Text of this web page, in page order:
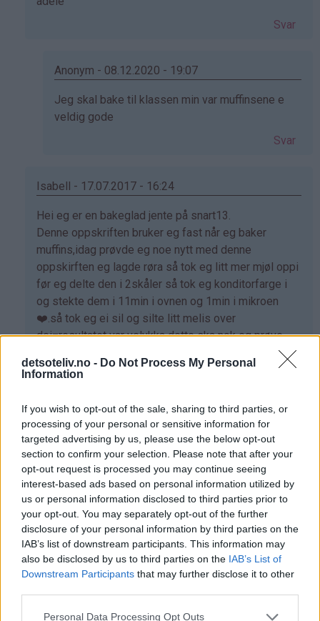
detsoteliv.no - Do Not Process My Personal
Information
If you wish to opt-out of the sale, sharing to third parties, or
processing of your personal or sensitive information for
targeted advertising by us, please use the below opt-out
section to confirm your selection. Please note that after your
opt-out request is processed you may continue seeing
interest-based ads based on personal information utilized by
us or personal information disclosed to third parties prior to
your opt-out. You may separately opt-out of the further
disclosure of your personal information by third parties on the
IAB’s list of downstream participants. This information may
also be disclosed by us to third parties on the IAB’s List of
Downstream Participants that may further disclose it to other
Personal Data Processing Opt Outs
bekreftet)
Svar
Anonym - 08.12.2020 - 19:07
Som
svar
(ikke
Jeg skal bake til klassen min var muffinsene e
veldig gode
Svar
Isabell - 17.07.2017 - 16:24
Som
svar
på
av
Jassi
(ikke
bekreftet)
Hei eg er en bakeglad jente på snart13.
Denne oppskriften bruker eg fast når eg baker
muffins,idag prøvde eg noe nytt med denne
oppskirften eg lagde røra så tok eg litt mer mjøl oppi
før eg delte den i 2skåler så tok eg konditorfarge i
og stekte dem i 11min i ovnen og 1min i mikroen
❤️.så tok eg ei sil og silte litt melis over
dei=resultatet var velykka dette ska nok eg prøve
Marcus - 10.02.2015 - 17:12
helt supre og lett og gange opp. Mer røre mer muffins.
Skikkelig gode også. Mamma og jeg bakte de i dag som
tirsdagskos.
William 12
Silje - 22.02.2015 - 13:55
Laget disse muffinsene nå, og det blir nok siste gangen...